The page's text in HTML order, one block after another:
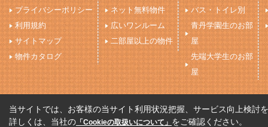
プライバシーポリシー
利用規約
サイトマップ
物件カタログ
ネット無料物件
広いワンルーム
二部屋以上の物件
バス・トイレ別
青丹学園生のお部
屋
先端大学生のお部
屋
当サイトでは、お客様の当サイト利用状況把握、サービス向上検討
詳しくは、当社の 「Cookieの取扱いについて」 をご確認ください。